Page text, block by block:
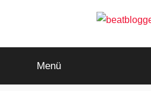
beatblogger.de
beat
Menü